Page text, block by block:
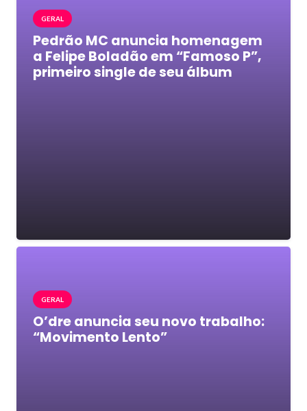
GERAL
Pedrão MC anuncia homenagem
a Felipe Boladão em “Famoso P”,
primeiro single de seu álbum
GERAL
O’dre anuncia seu novo trabalho:
“Movimento Lento”